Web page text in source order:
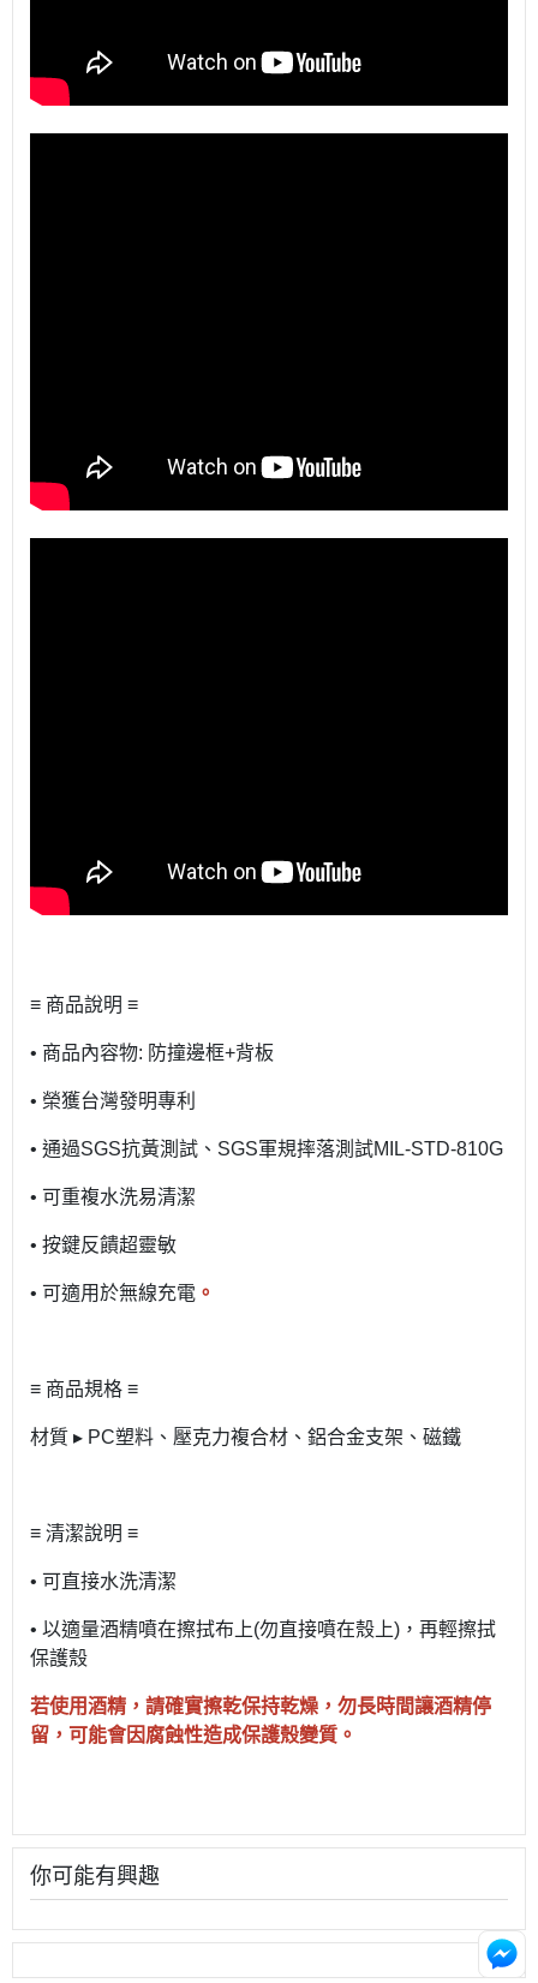
≡ 商品說明 ≡
• 商品內容物: 防撞邊框+背板
• 榮獲台灣發明專利
• 通過SGS抗黃測試、SGS軍規摔落測試MIL-STD-810G
• 可重複水洗易清潔
• 按鍵反饋超靈敏
• 可適用於無線充電 。
≡ 商品規格 ≡
材質 ▸ PC塑料、壓克力複合材、鋁合金支架、磁鐵
≡ 清潔說明 ≡
• 可直接水洗清潔
• 以適量酒精噴在擦拭布上(勿直接噴在殼上)，再輕擦拭
保護殼
若使用酒精，請確實擦乾保持乾燥，勿長時間讓酒精停
留，可能會因腐蝕性造成保護殼變質。
你可能有興趣